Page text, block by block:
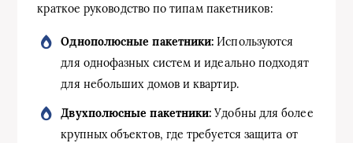
краткое руководство по типам пакетников:
Однополюсные пакетники: Используются
для однофазных систем и идеально подходят
для небольших домов и квартир.
Двухполюсные пакетники: Удобны для более
крупных объектов, где требуется защита от